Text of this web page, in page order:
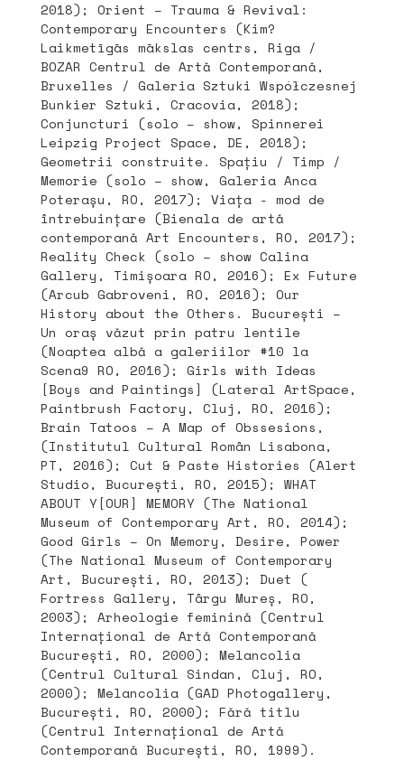
2018); Orient – Trauma & Revival:
Contemporary Encounters (Kim?
Laikmetīgās mākslas centrs, Riga /
BOZAR Centrul de Artă Contemporană,
Bruxelles / Galeria Sztuki Współczesnej
Bunkier Sztuki, Cracovia, 2018);
Conjuncturi (solo – show, Spinnerei
Leipzig Project Space, DE, 2018);
Geometrii construite. Spațiu / Timp /
Memorie (solo – show, Galeria Anca
Poterașu, RO, 2017); Viața - mod de
întrebuințare (Bienala de artă
contemporană Art Encounters, RO, 2017);
Reality Check (solo – show Calina
Gallery, Timișoara RO, 2016); Ex Future
(Arcub Gabroveni, RO, 2016); Our
History about the Others. București –
Un oraș văzut prin patru lentile
(Noaptea albă a galeriilor #10 la
Scena9 RO, 2016); Girls with Ideas
[Boys and Paintings] (Lateral ArtSpace,
Paintbrush Factory, Cluj, RO, 2016);
Brain Tatoos – A Map of Obssesions,
(Institutul Cultural Român Lisabona,
PT, 2016); Cut & Paste Histories (Alert
Studio, București, RO, 2015); WHAT
ABOUT Y[OUR] MEMORY (The National
Museum of Contemporary Art, RO, 2014);
Good Girls – On Memory, Desire, Power
(The National Museum of Contemporary
Art, București, RO, 2013); Duet (
Fortress Gallery, Târgu Mureș, RO,
2003); Arheologie feminină (Centrul
Internațional de Artă Contemporană
București, RO, 2000); Melancolia
(Centrul Cultural Sindan, Cluj, RO,
2000); Melancolia (GAD Photogallery,
București, RO, 2000); Fără titlu
(Centrul Internațional de Artă
Contemporană București, RO, 1999).